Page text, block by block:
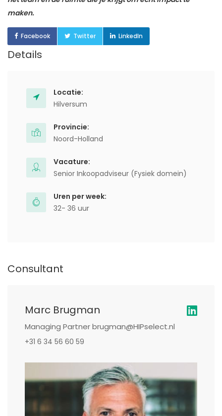
maken.
Facebook Twitter LinkedIn
Details
Locatie:
Hilversum
Provincie:
Noord-Holland
Vacature:
Senior Inkoopadviseur (Fysiek domein)
Uren per week:
32- 36 uur
Consultant
Marc Brugman
Managing Partner brugman@HIPselect.nl
+31 6 34 56 60 59